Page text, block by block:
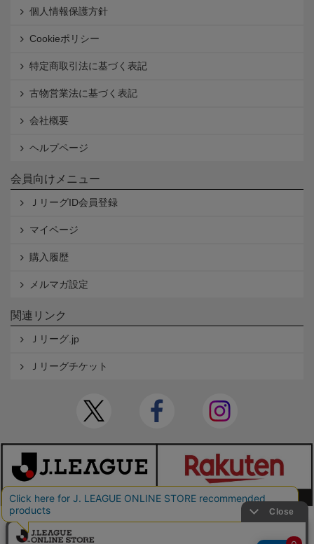
個人情報保護方針
Cookieポリシー
特定商取引法に基づく表記
古物営業法に基づく表記
会社概要
ヘルプページ
会員向けメニュー
ＪリーグID会員登録
マイページ
購入履歴
メルマガ設定
関連リンク
Ｊリーグ.jp
Ｊリーグチケット
本サイトで使用している文章・画像等の無断での複製・転載を禁止します。